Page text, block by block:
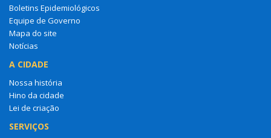
Boletins Epidemiológicos
Equipe de Governo
Mapa do site
Notícias
A CIDADE
Nossa história
Hino da cidade
Lei de criação
SERVIÇOS